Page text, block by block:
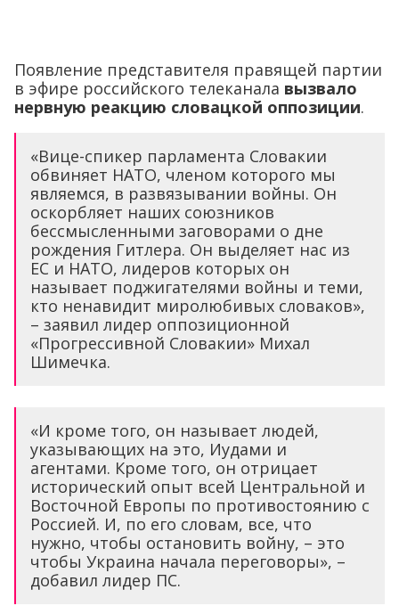
Появление представителя правящей партии
в эфире российского телеканала вызвало
нервную реакцию словацкой оппозиции.
«Вице-спикер парламента Словакии
обвиняет НАТО, членом которого мы
являемся, в развязывании войны. Он
оскорбляет наших союзников
бессмысленными заговорами о дне
рождения Гитлера. Он выделяет нас из
ЕС и НАТО, лидеров которых он
называет поджигателями войны и теми,
кто ненавидит миролюбивых словаков»,
– заявил лидер оппозиционной
«Прогрессивной Словакии» Михал
Шимечка.
«И кроме того, он называет людей,
указывающих на это, Иудами и
агентами. Кроме того, он отрицает
исторический опыт всей Центральной и
Восточной Европы по противостоянию с
Россией. И, по его словам, все, что
нужно, чтобы остановить войну, – это
чтобы Украина начала переговоры», –
добавил лидер ПС.